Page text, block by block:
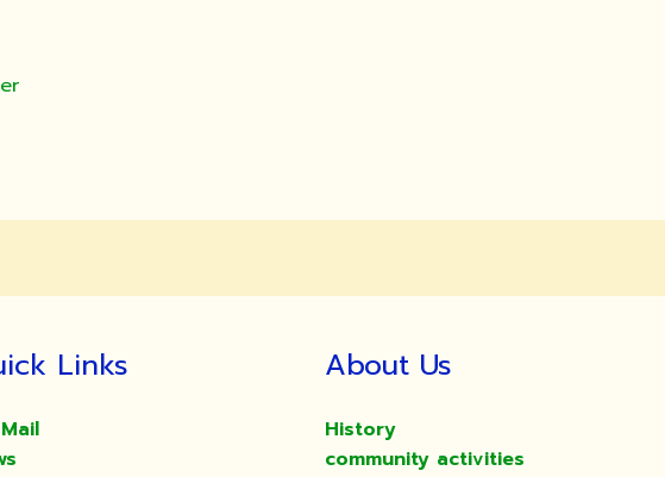
Links About Us
History
community activities